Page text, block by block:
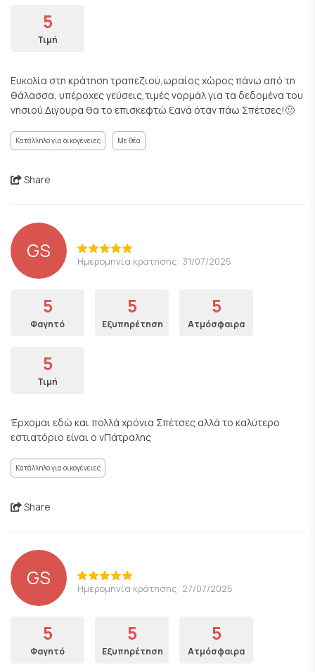
5
Τιμή
Ευκολία στη κράτηση τραπεζιού,ωραίος χώρος πάνω από τη
θάλασσα, υπέροχες γεύσεις,τιμές νορμάλ για τα δεδομένα του
νησιού.Διγουρα θα το επισκεφτώ ξανά όταν πάω Σπέτσες!🙂
Κατάλληλο για οικογένειες Με θέα
Share
GS Ημερομηνία κράτησης: 31/07/2025
5
Φαγητό
5
Εξυπηρέτηση
5
Ατμόσφαιρα
5
Τιμή
Έρχομαι εδώ και πολλά χρόνια Σπέτσες αλλά το καλύτερο
εστιατόριο είναι ο νΠάτραλης
Κατάλληλο για οικογένειες
Share
GS Ημερομηνία κράτησης: 27/07/2025
5
Φαγητό
5
Εξυπηρέτηση
5
Ατμόσφαιρα